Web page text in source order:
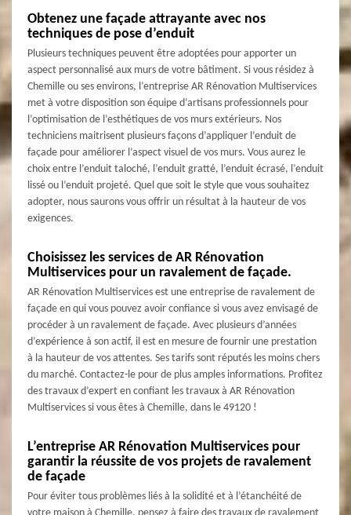
Obtenez une façade attrayante avec nos
techniques de pose d’enduit
Plusieurs techniques peuvent être adoptées pour apporter un
aspect personnalisé aux murs de votre bâtiment. Si vous résidez à
Chemille ou ses environs, l’entreprise AR Rénovation Multiservices
met à votre disposition son équipe d’artisans professionnels pour
l’optimisation de l’esthétiques de vos murs extérieurs. Nos
techniciens maitrisent plusieurs façons d’appliquer l’enduit de
façade pour améliorer l’aspect visuel de vos murs. Vous aurez le
choix entre l’enduit taloché, l’enduit gratté, l’enduit écrasé, l’enduit
lissé ou l’enduit projeté. Quel que soit le style que vous souhaitez
adopter, nous saurons vous offrir un résultat à la hauteur de vos
exigences.
Choisissez les services de AR Rénovation
Multiservices pour un ravalement de façade.
AR Rénovation Multiservices est une entreprise de ravalement de
façade en qui vous pouvez avoir confiance si vous avez envisagé de
procéder à un ravalement de façade. Avec plusieurs d’années
d’expérience à son actif, il est en mesure de fournir une prestation
à la hauteur de vos attentes. Ses tarifs sont réputés les moins chers
du marché. Contactez-le pour de plus amples informations. Profitez
des travaux d’expert en confiant les travaux à AR Rénovation
Multiservices si vous êtes à Chemille, dans le 49120 !
L’entreprise AR Rénovation Multiservices pour
garantir la réussite de vos projets de ravalement
de façade
Pour éviter tous problèmes liés à la solidité et à l’étanchéité de